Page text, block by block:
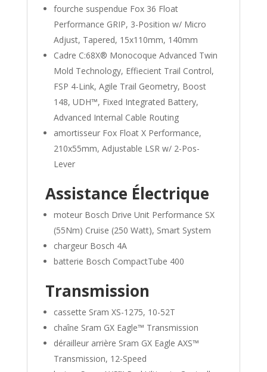
fourche suspendue Fox 36 Float
Performance GRIP, 3-Position w/ Micro
Adjust, Tapered, 15x110mm, 140mm
Cadre C:68X® Monocoque Advanced Twin
Mold Technology, Effiecient Trail Control,
FSP 4-Link, Agile Trail Geometry, Boost
148, UDH™, Fixed Integrated Battery,
Advanced Internal Cable Routing
amortisseur Fox Float X Performance,
210x55mm, Adjustable LSR w/ 2-Pos-
Lever
Assistance Électrique
moteur Bosch Drive Unit Performance SX
(55Nm) Cruise (250 Watt), Smart System
chargeur Bosch 4A
batterie Bosch CompactTube 400
Transmission
cassette Sram XS-1275, 10-52T
chaîne Sram GX Eagle™ Transmission
dérailleur arrière Sram GX Eagle AXS™
Transmission, 12-Speed